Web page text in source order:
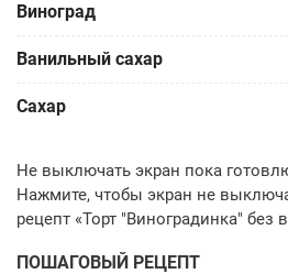
Виноград
Ванильный сахар
Сахар
ПОШАГОВЫЙ РЕЦЕПТ